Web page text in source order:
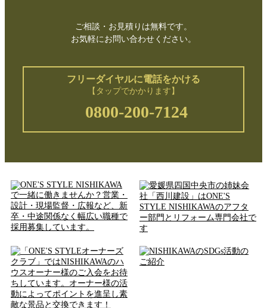
ご相談・お見積りは無料です。
お気軽にお問い合わせください。
フリーダイヤルに電話をかける
【タップでかかります】
0800-200-7124